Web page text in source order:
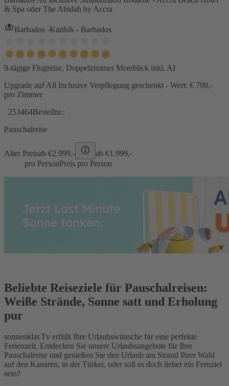
& Spa oder The Abidah by Accra
Barbados -Karibik - Barbados
9-tägige Flugreise, Doppelzimmer Meerblick inkl. AI
Upgrade auf All Inclusive Verpflegung geschenkt - Wert: € 798,-
pro Zimmer
253464Bestellnr.:
Pauschalreise
Alter Preisab €2.999,- ab €1.999,-
pro PersonPreis pro Person
Beliebte Reiseziele für Pauschalreisen:
Weiße Strände, Sonne satt und Erholung
pur
sonnenklar.Tv erfüllt Ihre Urlaubswünsche für eine perfekte
Ferienzeit. Entdecken Sie unsere Urlaubsangebote für Ihre
Pauschalreise und genießen Sie den Urlaub am Strand Ihrer Wahl
auf den Kanaren, in der Türkei, oder soll es doch lieber ein Fernziel
sein?